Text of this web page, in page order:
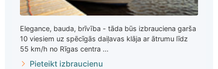
Elegance, bauda, brīvība - tāda būs izbrauciena garša
10 viesiem uz spēcīgās daiļavas klāja ar ātrumu līdz
55 km/h no Rīgas centra ...
Pieteikt izbraucienu